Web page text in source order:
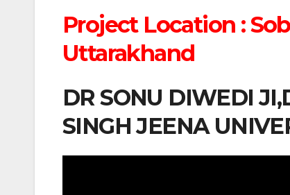
Project Location :
Uttarakhand
DR SONU DIWEDI
SINGH JEENA